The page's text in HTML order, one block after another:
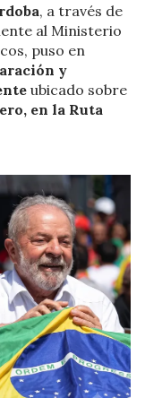
, a través de
al Ministerio
puso en
y
ubicado sobre
en la Ruta